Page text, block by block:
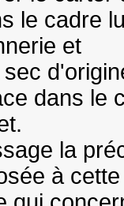
le cadre
et
dans le
la
à